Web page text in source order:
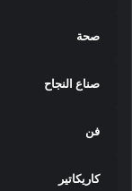
صحة
صناع النجاح
فن
كاريكاتير